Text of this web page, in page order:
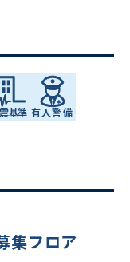
集フロア